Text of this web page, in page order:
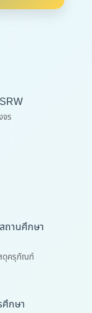
จร
ถานศึกษา
ดุครุภัณฑ์
ศึกษา